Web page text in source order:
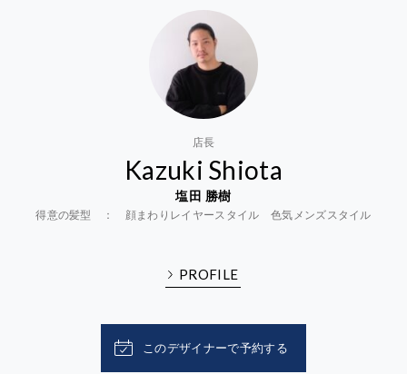
店長
Kazuki Shiota
塩田 勝樹
得意の髪型 ： 顔まわりレイヤースタイル 色気メンズスタイル
PROFILE
このデザイナーで予約する